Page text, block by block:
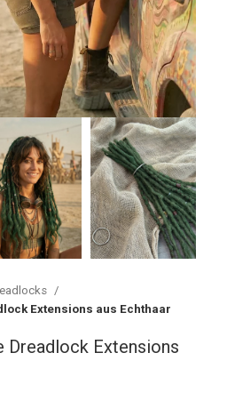
Extensions aus Echthaar
Dreadlock Extensions